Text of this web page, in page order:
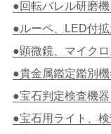
●回転バレル研磨
●ルーペ、LED付
●顕微鏡、マイク
●貴金属鑑定鑑別
●宝石判定検査機
●宝石用ライト、